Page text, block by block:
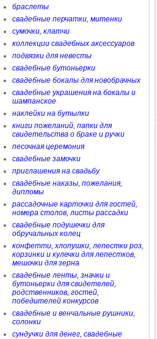
браслеты
свадебные перчатки, митенки
сумочки, клатчи
коллекции свадебных аксессуаров
подвязки для невесты
свадебные бутоньерки
свадебные бокалы для новобрачных
свадебные украшения на бокалы и
шампанское
наклейки на бутылки
книги пожеланий, папки для
свидетельства о браке и ручки
песочная церемония
свадебные замочки
приглашения на свадьбу
свадебные наказы, пожелания,
дипломы
рассадочные карточки для гостей,
номера столов, листы рассадки
свадебные подушечки для
обручальных колец
конфетти, хлопушки, лепестки роз,
корзинки и кулечки для лепестков,
мешочки для зерна
свадебные ленты, значки и
бутоньерки для свидетелей,
родственников, гостей,
победителей конкурсов
свадебные и венчальные рушники,
солонки
сундучки для денег, свадебные